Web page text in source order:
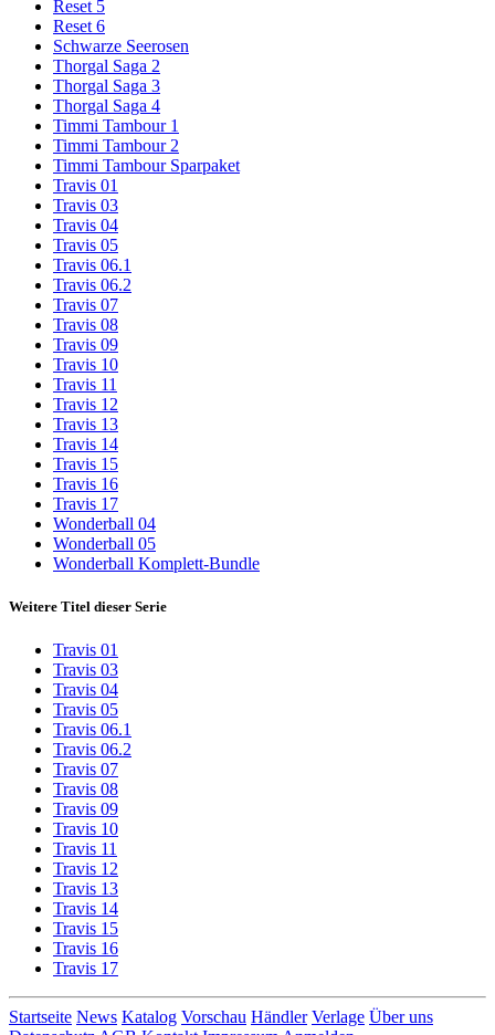
Reset 5
Reset 6
Schwarze Seerosen
Thorgal Saga 2
Thorgal Saga 3
Thorgal Saga 4
Timmi Tambour 1
Timmi Tambour 2
Timmi Tambour Sparpaket
Travis 01
Travis 03
Travis 04
Travis 05
Travis 06.1
Travis 06.2
Travis 07
Travis 08
Travis 09
Travis 10
Travis 11
Travis 12
Travis 13
Travis 14
Travis 15
Travis 16
Travis 17
Wonderball 04
Wonderball 05
Wonderball Komplett-Bundle
Weitere Titel dieser Serie
Travis 01
Travis 03
Travis 04
Travis 05
Travis 06.1
Travis 06.2
Travis 07
Travis 08
Travis 09
Travis 10
Travis 11
Travis 12
Travis 13
Travis 14
Travis 15
Travis 16
Travis 17
Startseite News Katalog Vorschau Händler Verlage Über uns